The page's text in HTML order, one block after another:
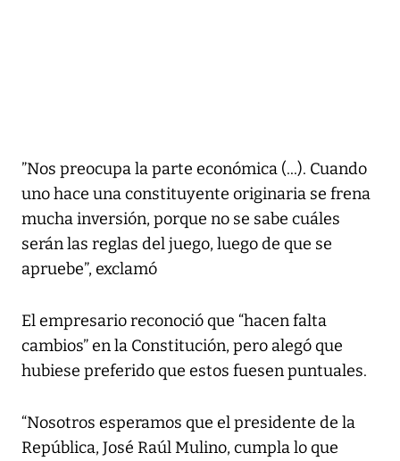
”Nos preocupa la parte económica (...). Cuando
uno hace una constituyente originaria se frena
mucha inversión, porque no se sabe cuáles
serán las reglas del juego, luego de que se
apruebe”, exclamó
El empresario reconoció que “hacen falta
cambios” en la Constitución, pero alegó que
hubiese preferido que estos fuesen puntuales.
“Nosotros esperamos que el presidente de la
República, José Raúl Mulino, cumpla lo que